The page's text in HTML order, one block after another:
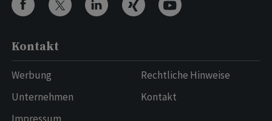
Kontakt
Werbung
Unternehmen
Rechtliche Hinweise
Kontakt